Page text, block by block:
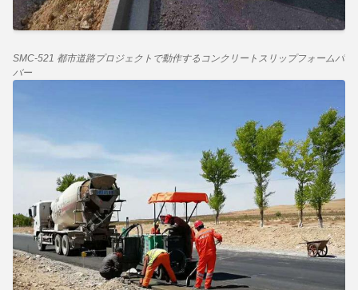
SMC-521 都市道路プロジェクトで動作するコンクリートスリップフォームパ
バー